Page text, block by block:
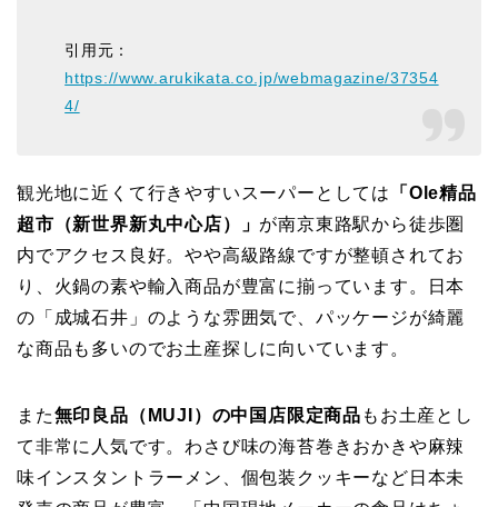
引用元：
https://www.arukikata.co.jp/webmagazine/37354
4/
観光地に近くて行きやすいスーパーとしては
「Ole精品
超市（新世界新丸中心店）」 が南京東路駅から徒歩圏
内でアクセス良好。やや高級路線ですが整頓されてお
り、火鍋の素や輸入商品が豊富に揃っています。日本
の「成城石井」のような雰囲気で、パッケージが綺麗
な商品も多いのでお土産探しに向いています。
また無印良品（MUJI）の中国店限定商品 もお土産とし
て非常に人気です。わさび味の海苔巻きおかきや麻辣
味インスタントラーメン、個包装クッキーなど日本未